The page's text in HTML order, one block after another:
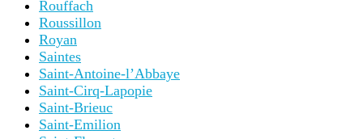
Rouffach
Roussillon
Royan
Saintes
Saint-Antoine-l’Abbaye
Saint-Cirq-Lapopie
Saint-Brieuc
Saint-Emilion